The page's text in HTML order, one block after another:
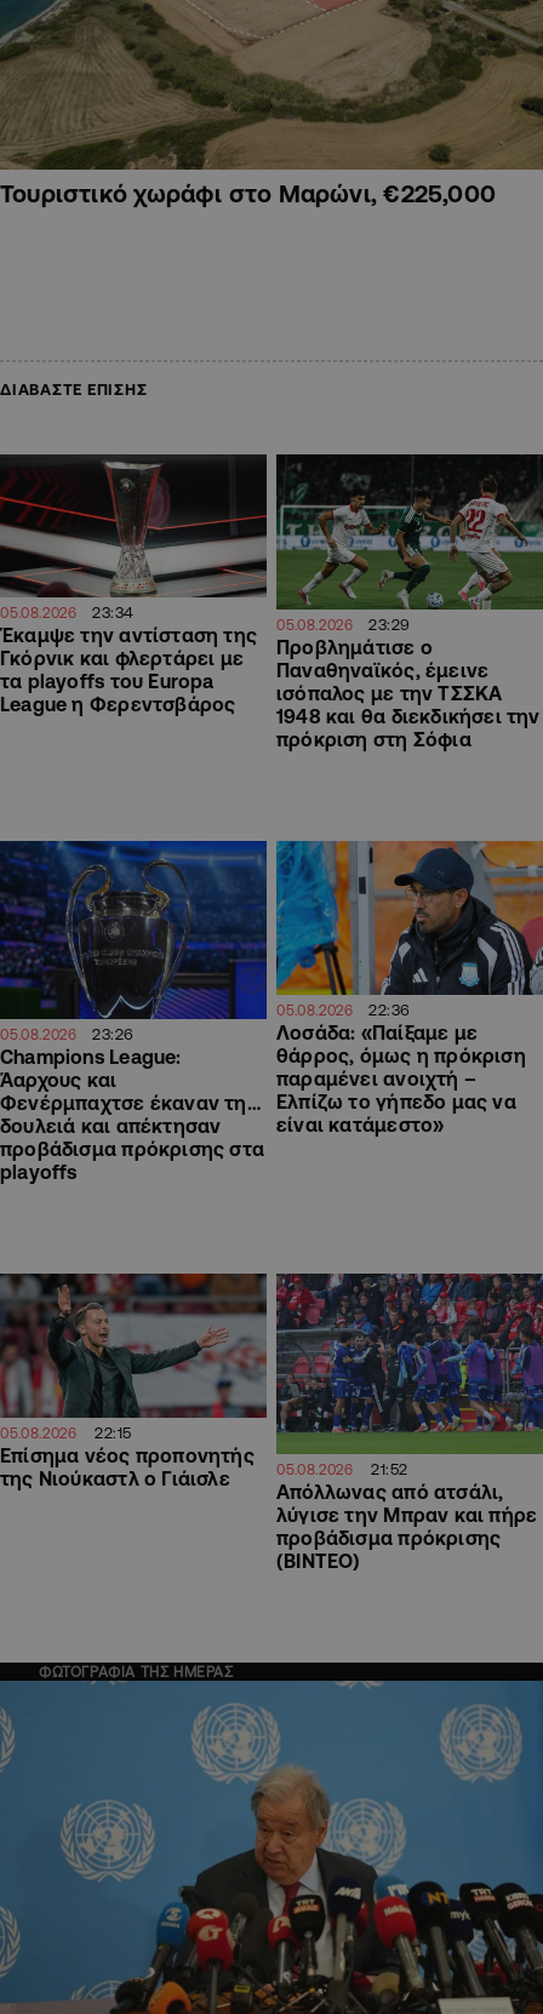
Τουριστικό χωράφι στο Μαρώνι, €225,000
ΔΙΑΒΑΣΤΕ ΕΠΙΣΗΣ
05.08.2026 23:34
Έκαμψε την αντίσταση της
Γκόρνικ και φλερτάρει με
τα playoffs του Europa
League η Φερεντσβάρος
05.08.2026 23:29
Προβλημάτισε ο
Παναθηναϊκός, έμεινε
ισόπαλος με την ΤΣΣΚΑ
1948 και θα διεκδικήσει την
πρόκριση στη Σόφια
05.08.2026 23:26
Champions League:
Άαρχους και
Φενέρμπαχτσε έκαναν τη…
δουλειά και απέκτησαν
προβάδισμα πρόκρισης στα
playoffs
05.08.2026 22:36
Λοσάδα: «Παίξαμε με
θάρρος, όμως η πρόκριση
παραμένει ανοιχτή –
Ελπίζω το γήπεδο μας να
είναι κατάμεστο»
05.08.2026 22:15
Επίσημα νέος προπονητής
της Νιούκαστλ ο Γιάισλε
05.08.2026 21:52
Απόλλωνας από ατσάλι,
λύγισε την Μπραν και πήρε
προβάδισμα πρόκρισης
(ΒΙΝΤΕΟ)
ΦΩΤΟΓΡΑΦΙΑ ΤΗΣ ΗΜΕΡΑΣ